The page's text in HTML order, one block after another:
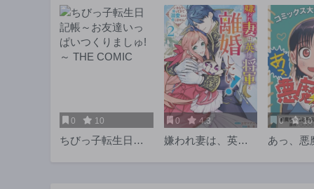
0 10
ちびっ子転生日記
0 4.3
嫌われ妻は、英雄
0 10
あっ、悪